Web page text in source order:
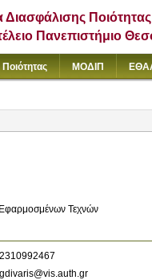
Ποιότητας
Πανεπιστήμιο
Ποιότητας ΜΟΔΙΠ
Τεχνών
2310992467
gdivaris@vis.auth.gr